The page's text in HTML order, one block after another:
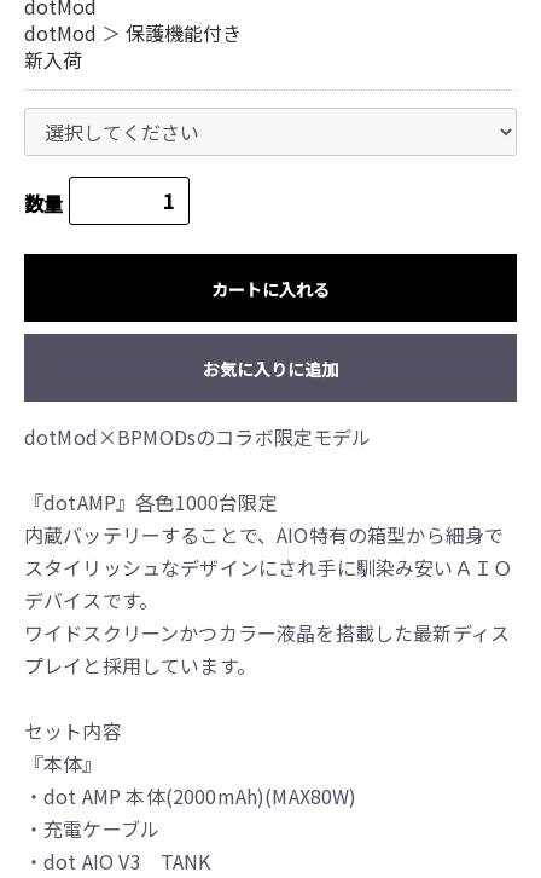
dotMod
dotMod ＞ 保護機能付き
新入荷
数量
カートに入れる
お気に入りに追加
dotMod×BPMODsのコラボ限定モデル
『dotAMP』各色1000台限定
内蔵バッテリーすることで、AIO特有の箱型から細身で
スタイリッシュなデザインにされ手に馴染み安いＡＩＯ
デバイスです。
ワイドスクリーンかつカラー液晶を搭載した最新ディス
プレイと採用しています。
セット内容
『本体』
・dot AMP 本体(2000mAh)(MAX80W)
・充電ケーブル
・dot AIO V3 TANK